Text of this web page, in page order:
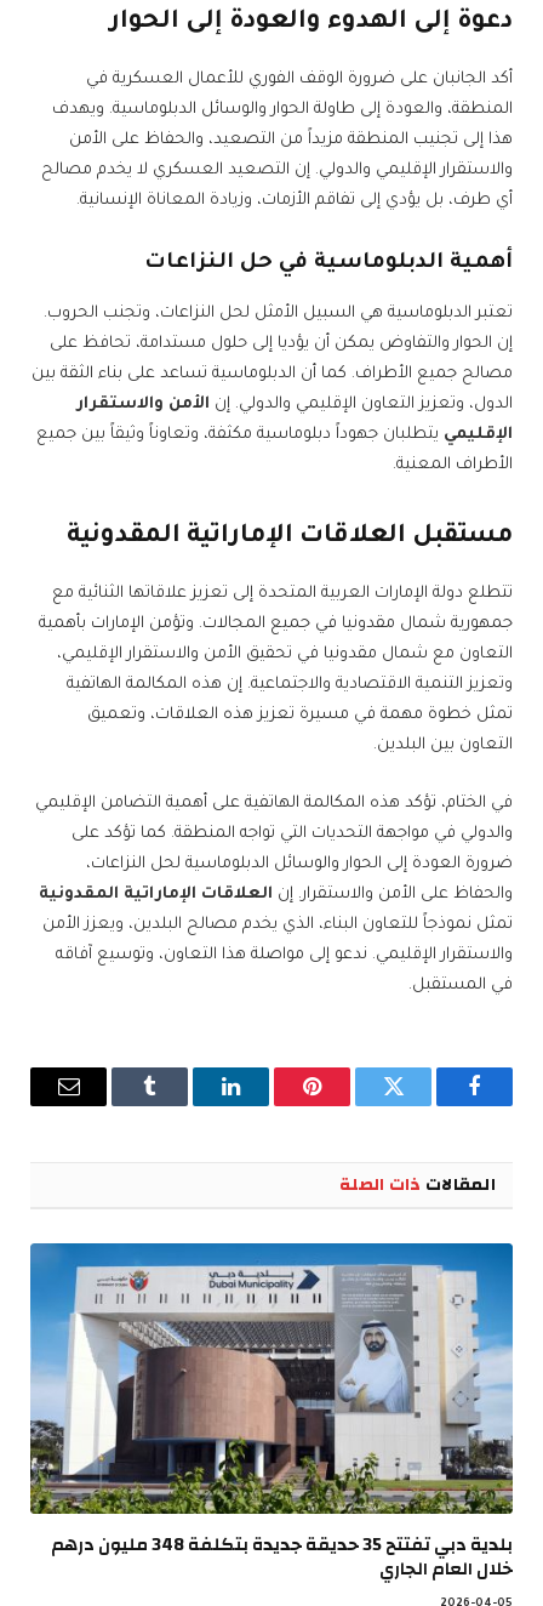
دعوة إلى الهدوء والعودة إلى الحوار
أكد الجانبان على ضرورة الوقف الفوري للأعمال العسكرية في
المنطقة، والعودة إلى طاولة الحوار والوسائل الدبلوماسية. ويهدف
هذا إلى تجنيب المنطقة مزيداً من التصعيد، والحفاظ على الأمن
والاستقرار الإقليمي والدولي. إن التصعيد العسكري لا يخدم مصالح
أي طرف، بل يؤدي إلى تفاقم الأزمات، وزيادة المعاناة الإنسانية.
أهمية الدبلوماسية في حل النزاعات
تعتبر الدبلوماسية هي السبيل الأمثل لحل النزاعات، وتجنب الحروب.
إن الحوار والتفاوض يمكن أن يؤديا إلى حلول مستدامة، تحافظ على
مصالح جميع الأطراف. كما أن الدبلوماسية تساعد على بناء الثقة بين
الدول، وتعزيز التعاون الإقليمي والدولي. إن الأمن والاستقرار
الإقليمي يتطلبان جهوداً دبلوماسية مكثفة، وتعاوناً وثيقاً بين جميع
الأطراف المعنية.
مستقبل العلاقات الإماراتية المقدونية
تتطلع دولة الإمارات العربية المتحدة إلى تعزيز علاقاتها الثنائية مع
جمهورية شمال مقدونيا في جميع المجالات. وتؤمن الإمارات بأهمية
التعاون مع شمال مقدونيا في تحقيق الأمن والاستقرار الإقليمي،
وتعزيز التنمية الاقتصادية والاجتماعية. إن هذه المكالمة الهاتفية
تمثل خطوة مهمة في مسيرة تعزيز هذه العلاقات، وتعميق
التعاون بين البلدين.
في الختام، تؤكد هذه المكالمة الهاتفية على أهمية التضامن الإقليمي
والدولي في مواجهة التحديات التي تواجه المنطقة. كما تؤكد على
ضرورة العودة إلى الحوار والوسائل الدبلوماسية لحل النزاعات،
والحفاظ على الأمن والاستقرار. إن العلاقات الإماراتية المقدونية
تمثل نموذجاً للتعاون البناء، الذي يخدم مصالح البلدين، ويعزز الأمن
والاستقرار الإقليمي. ندعو إلى مواصلة هذا التعاون، وتوسيع آفاقه
في المستقبل.
فيسبوك تويتر بينتيريستلينكدإن Tumblr
البريد
المقالات ذات الصلة
بلدية دبي تفتتح 35 حديقة جديدة بتكلفة 348 مليون درهم
خلال العام الجاري